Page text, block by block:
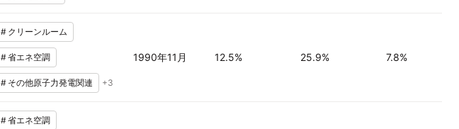
# クリーンルーム
#省エネ空調
# その他原子力発電関連 +3
1990年11月 12.5% 25.9% 7.8%
#省エネ空調